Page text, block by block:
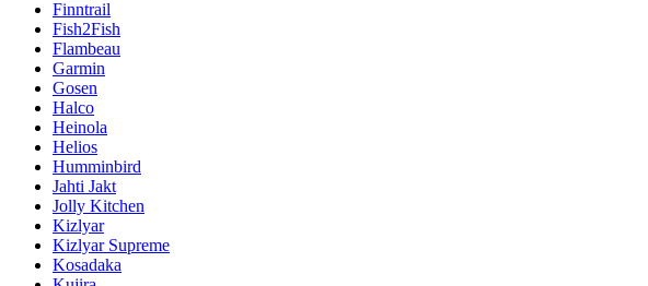
Finntrail
Fish2Fish
Flambeau
Garmin
Gosen
Halco
Heinola
Helios
Humminbird
Jahti Jakt
Jolly Kitchen
Kizlyar
Kizlyar Supreme
Kosadaka